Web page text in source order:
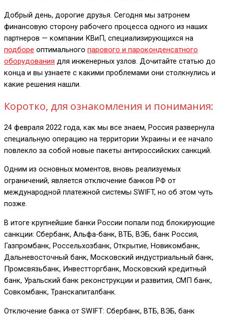
Добрый день, дорогие друзья. Сегодня мы затронем
финансовую сторону рабочего процесса одного из наших
партнеров — компании КВиП, специализирующихся на
подборе оптимального парового и пароконденсатного
оборудования для инженерных узлов. Дочитайте статью до
конца и вы узнаете с какими проблемами они столкнулись и
какие решения нашли.
Коротко, для ознакомления и понимания:
24 февраля 2022 года, как мы все знаем, Россия развернула
специальную операцию на территории Украины и ее начало
повлекло за собой новые пакеты антироссийских санкций.
Одним из основных моментов, вновь реализуемых
ограничений, является отключение банков РФ от
международной платежной системы SWIFT, но об этом чуть
позже.
В итоге крупнейшие банки России попали под блокирующие
санкции: Сбербанк, Альфа-банк, ВТБ, ВЭБ, банк Россия,
Газпромбанк, Россельхозбанк, Открытие, Новикомбанк,
Дальневосточный банк, Московский индустриальный банк,
Промсвязьбанк, Инвестторгбанк, Московский кредитный
банк, Уральский банк реконструкции и развития, СМП банк,
Совкомбанк, Транскапиталбанк.
Отключение банка от SWIFT: Сбербанк, ВТБ, ВЭБ, банк